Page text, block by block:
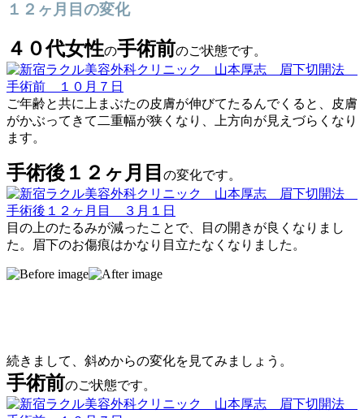
１２ヶ月目の変化
４０代女性の手術前のご状態です。
ご年齢と共に上まぶたの皮膚が伸びてたるんでくると、皮膚
がかぶってきて二重幅が狭くなり、上方向が見えづらくなり
ます。
手術後１２ヶ月目 の変化です。
目の上のたるみが減ったことで、目の開きが良くなりまし
た。眉下のお傷痕はかなり目立たなくなりました。
続きまして、斜めからの変化を見てみましょう。
手術前のご状態です。